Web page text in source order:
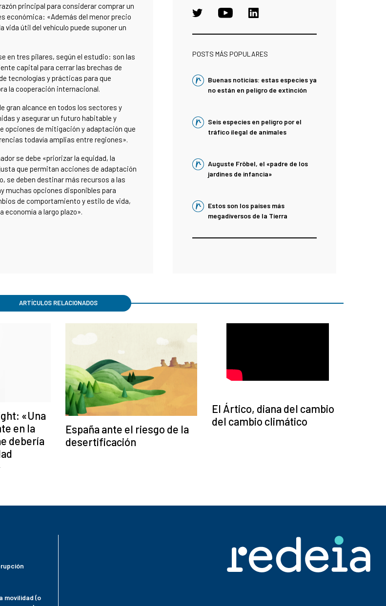
principal para considerar comprar un
económica: «Además del menor precio
útil del vehículo puede suponer un
en tres pilares, según el estudio: son las
capital para cerrar las brechas de
tecnologías y prácticas para que
la cooperación internacional.
gran alcance en todos los sectores y
y asegurar un futuro habitable y
opciones de mitigación y adaptación que
todavía amplias entre regiones».
se debe «priorizar la equidad, la
que permitan acciones de adaptación
se deben destinar más recursos a las
muchas opciones disponibles para
de comportamiento y estilo de vida,
a largo plazo».
POSTS MÁS POPULARES
Buenas noticias: estas especies ya
no están en peligro de extinción
Seis especies en peligro por el
tráfico ilegal de animales
Auguste Fröbel, el «padre de los
jardines de infancia»
Estos son los países más
megadiversos de la Tierra
ARTÍCULOS RELACIONADOS
«Una
en la
debería
España ante el riesgo de la
desertificación
El Ártico, diana del cambio
del cambio climático
movilidad (o